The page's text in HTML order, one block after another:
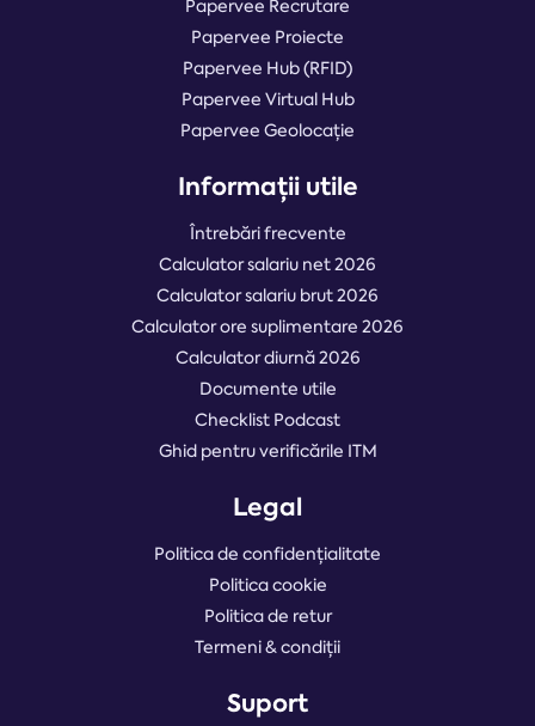
Papervee Recrutare
Papervee Proiecte
Papervee Hub (RFID)
Papervee Virtual Hub
Papervee Geolocație
Informații utile
Întrebări frecvente
Calculator salariu net 2026
Calculator salariu brut 2026
Calculator ore suplimentare 2026
Calculator diurnă 2026
Documente utile
Checklist Podcast
Ghid pentru verificările ITM
Legal
Politica de confidențialitate
Politica cookie
Politica de retur
Termeni & condiții
Suport